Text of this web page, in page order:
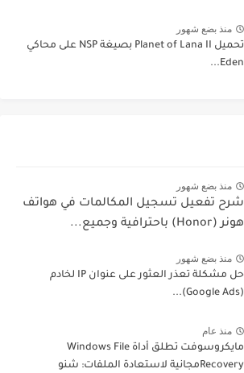
منذ بضع شهور
تحميل Planet of Lana II بصيغة NSP على محاكي
Eden...
منذ بضع شهور
شرح تفعيل تسجيل المكالمات في هواتف
هونر (Honor) باحترافية وجميع...
منذ بضع شهور
حل مشكلة تعذر العثور على عنوان IP لخادم
(Google Ads)...
منذ عام
مايكروسوفت تطلق أداة Windows File
Recoveryمجانية لاستعادة الملفات: شنو